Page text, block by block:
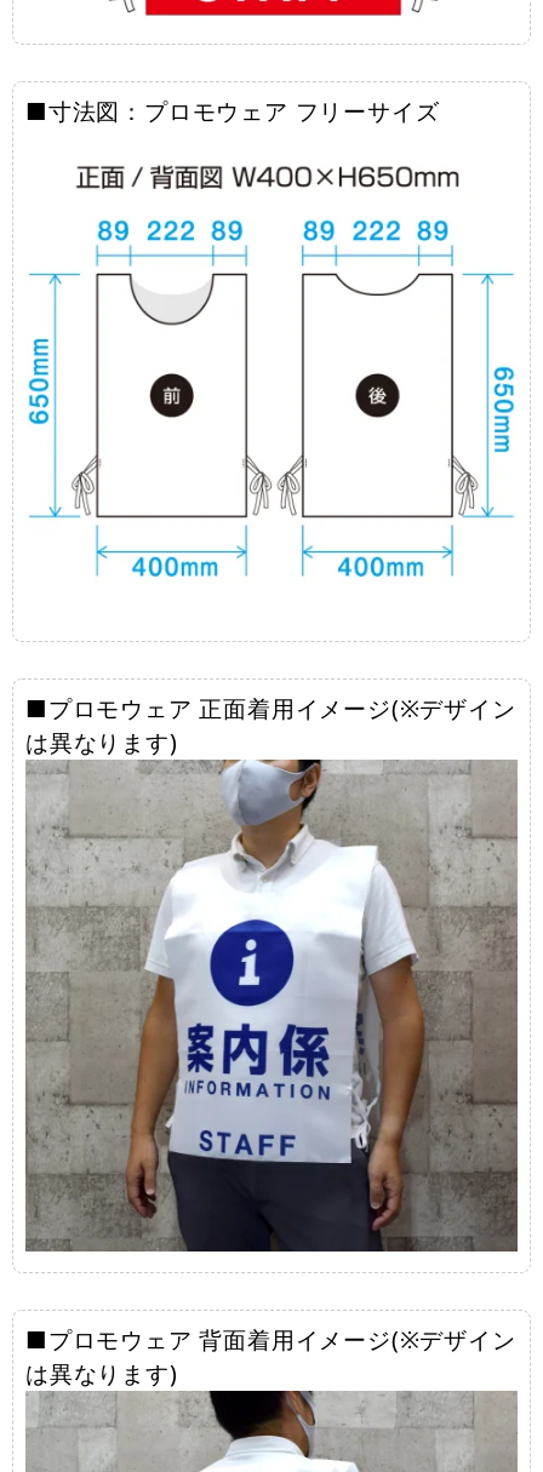
■寸法図：プロモウェア フリーサイズ
■プロモウェア 正面着用イメージ(※デザイン
は異なります)
■プロモウェア 背面着用イメージ(※デザイン
は異なります)